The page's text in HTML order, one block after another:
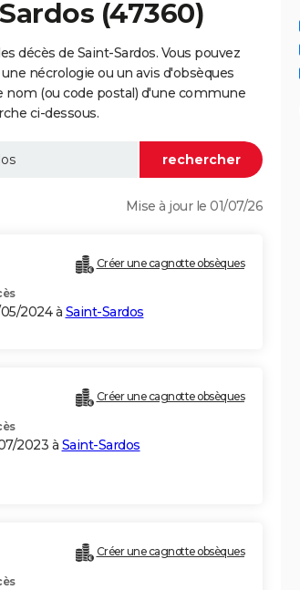
(47360)
décès de Saint-Sardos. Vous pouvez
nécrologie ou un avis d'obsèques
(ou code postal) d'une commune
ci-dessous.
Mise à jour le 01/07/26
Créer une cagnotte obsèques
2024 à Saint-Sardos
Créer une cagnotte obsèques
2023 à Saint-Sardos
Créer une cagnotte obsèques